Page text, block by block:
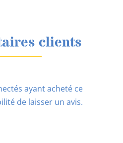
clients
ayant acheté ce
de laisser un avis.